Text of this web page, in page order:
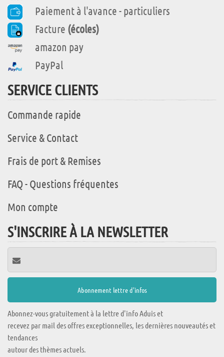
Paiement à l'avance - particuliers
Facture (écoles)
amazon pay
PayPal
SERVICE CLIENTS
Commande rapide
Service & Contact
Frais de port & Remises
FAQ - Questions fréquentes
Mon compte
S'INSCRIRE À LA NEWSLETTER
Abonnez-vous gratuitement à la lettre d'info Aduis et
recevez par mail des offres exceptionnelles, les dernières nouveautés et
tendances
autour des thèmes actuels.